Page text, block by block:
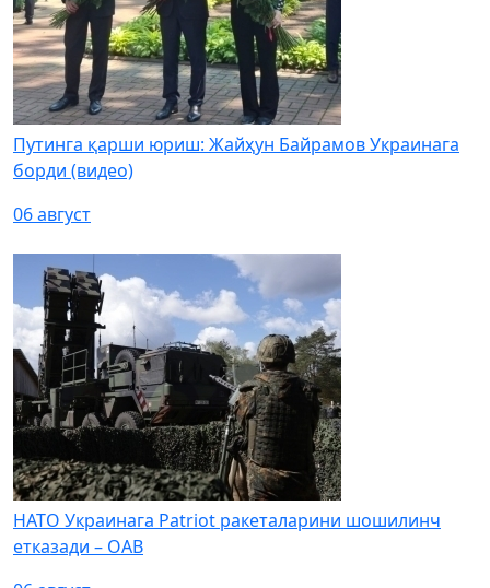
Путинга қарши юриш: Жайҳун Байрамов Украинага
борди (видео)
06 август
НАТО Украинага Patriot ракеталарини шошилинч
етказади – ОАВ